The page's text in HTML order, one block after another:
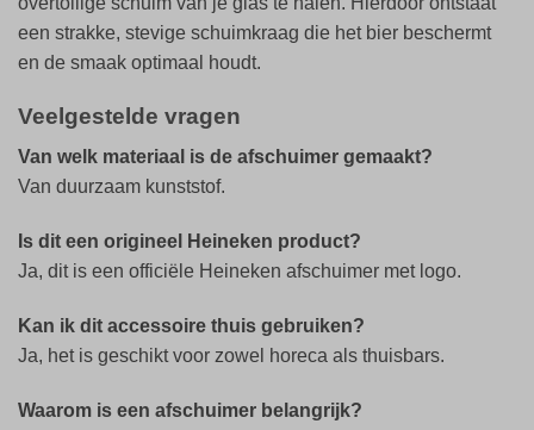
een strakke, stevige schuimkraag die het bier beschermt
en de smaak optimaal houdt.
Veelgestelde vragen
Van welk materiaal is de afschuimer gemaakt?
Van duurzaam kunststof.
Is dit een origineel Heineken product?
Ja, dit is een officiële Heineken afschuimer met logo.
Kan ik dit accessoire thuis gebruiken?
Ja, het is geschikt voor zowel horeca als thuisbars.
Waarom is een afschuimer belangrijk?